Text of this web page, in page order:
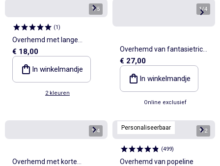
1/5
(1)
Overhemd met lange
mouwen en motief
€ 18,00
In winkelmandje
2 kleuren
1/4
Overhemd van fantasietricot
met korte mouwen
€ 27,00
In winkelmandje
Online exclusief
1/4
Overhemd met korte
Personaliseerbaar 1/2
(499)
Overhemd van popeline